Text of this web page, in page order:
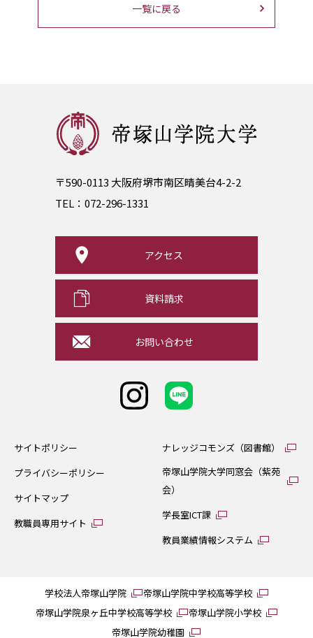
一覧に戻る
〒590-0113 大阪府堺市南区晴美台4-2-2
TEL： 072-296-1331
アクセス
資料請求
お問い合わせ
サイトポリシー
プライバシーポリシー
サイトマップ
教職員専用サイト
ナレッジコモンズ（図書館）
帝塚山学院大学同窓会（紫苑
会）
学長室ICT課
教員業績情報システム
学校法人帝塚山学院
帝塚山学院中学校高等学校
帝塚山学院泉ヶ丘中学校高等学校
帝塚山学院小学校
帝塚山学院幼稚園